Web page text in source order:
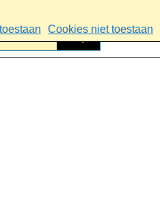
Cookies niet toestaan